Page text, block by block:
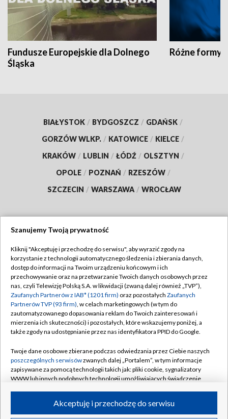
Fundusze Europejskie dla Dolnego
Śląska
Różne formy
BIAŁYSTOK / BYDGOSZCZ / GDAŃSK /
GORZÓW WLKP. / KATOWICE / KIELCE /
KRAKÓW / LUBLIN / ŁÓDŹ / OLSZTYN /
OPOLE / POZNAŃ / RZESZÓW /
SZCZECIN / WARSZAWA / WROCŁAW
TVP
Abonament TVP
Emisja w TVP
Centrum informacji TVP
Naziemna Telewizja Cyfrowa
Rada Programowa
System NOS
Informacje o nadawcy
Program dla prasy
Regulamin TVP
Polityka prywatności
Moje zgody
Pomoc
Kontakt
Kanały
Szanujemy Twoją prywatność
Kliknij "Akceptuję i przechodzę do serwisu", aby wyrazić zgody na
korzystanie z technologii automatycznego śledzenia i zbierania danych,
dostęp do informacji na Twoim urządzeniu końcowym i ich
przechowywanie oraz na przetwarzanie Twoich danych osobowych przez
nas, czyli Telewizję Polską S.A. w likwidacji (zwaną dalej również „TVP”),
Zaufanych Partnerów z IAB* (1201 firm) oraz pozostałych Zaufanych
Partnerów TVP (93 firm), w celach marketingowych (w tym do
zautomatyzowanego dopasowania reklam do Twoich zainteresowań i
mierzenia ich skuteczności) i pozostałych, które wskazujemy poniżej, a
także zgody na udostępnianie przez nas identyfikatora PPID do Google.
Twoje dane osobowe zbierane podczas odwiedzania przez Ciebie naszych
poszczególnych serwisówzwanych dalej „Portalem”, w tym informacje
zapisywane za pomocą technologii takich jak: pliki cookie, sygnalizatory
WWW lub innych podobnych technologii umożliwiających świadczenie
ruchu w Internecie.Akceptuję i przechodzę do serwisu